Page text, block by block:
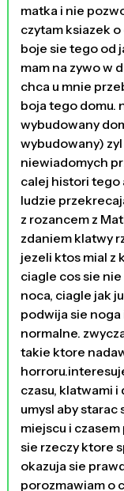
matka i nie
czytam ksiazek
boje sie tego od
mam na zywo w
chca u mnie
boja tego domu.
wybudowany
wybudowany)
niewiadomych
calej histori tego
ludzie
z rozancem z
zdaniem klatwy
jezeli ktos mial z
ciagle cos sie nie
noca, ciagle jak
podwija sie noga
normalne.
takie ktore
czasu, klatwami
umysl aby
miejscu i
sie rzeczy ktore
okazuja sie
porozmawiam o